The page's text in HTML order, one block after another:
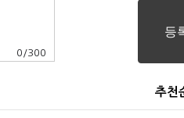
0 /300
추천